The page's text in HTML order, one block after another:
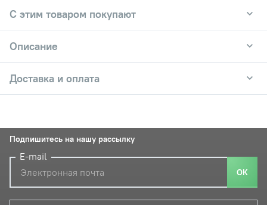
С этим товаром покупают
Описание
Доставка и оплата
Подпишитесь на нашу рассылку
E-mail
ОК